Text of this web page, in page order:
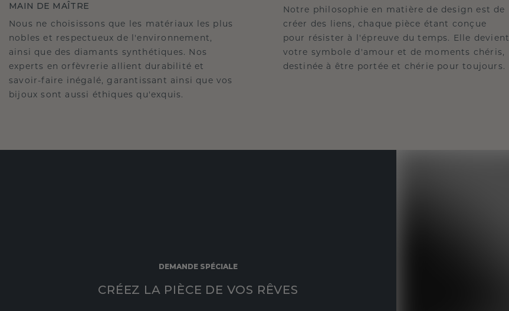
MAIN DE MAÎTRE
Nous ne choisissons que les matériaux les plus
nobles et respectueux de l'environnement,
ainsi que des diamants synthétiques. Nos
experts en orfèvrerie allient durabilité et
savoir-faire inégalé, garantissant ainsi que vos
bijoux sont aussi éthiques qu'exquis.
Notre philosophie en matière de design est de
créer des liens, chaque pièce étant conçue
pour résister à l'épreuve du temps. Elle devient
votre symbole d'amour et de moments chéris,
destinée à être portée et chérie pour toujours.
DEMANDE SPÉCIALE
CRÉEZ LA PIÈCE DE VOS RÊVES